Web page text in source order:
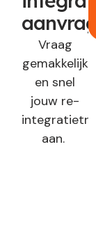
Vraag
gemakkelijk
en snel
jouw re-
aan.